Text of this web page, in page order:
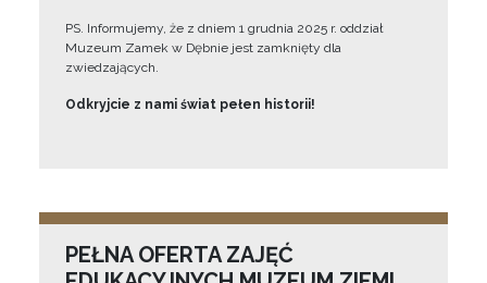
PS. Informujemy, że z dniem 1 grudnia 2025 r. oddział
Muzeum Zamek w Dębnie jest zamknięty dla
zwiedzających.
Odkryjcie z nami świat pełen historii!
PEŁNA OFERTA ZAJĘĆ